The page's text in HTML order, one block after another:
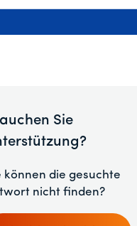
Sie
können die gesuchte
nicht finden?